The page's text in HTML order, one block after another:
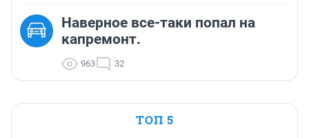
Наверное все-таки попал на
капремонт.
963 32
ТОП 5